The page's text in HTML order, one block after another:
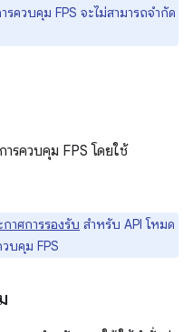
ควบคุม FPS จะไม่สามารถจำกัด
รควบคุม FPS โดยใช้
าศการรองรับ สำหรับ API โหมด
บคุม FPS